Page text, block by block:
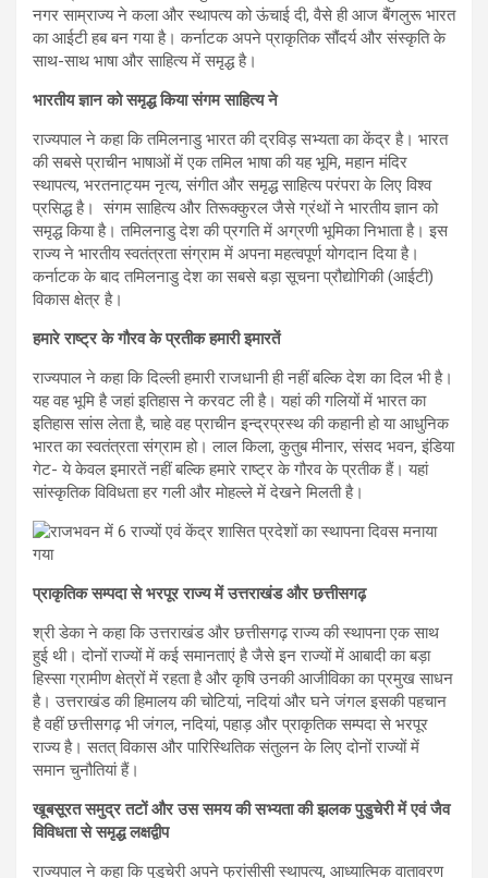
नगर साम्राज्य ने कला और स्थापत्य को ऊंचाई दी, वैसे ही आज बैंगलुरू भारत
का आईटी हब बन गया है। कर्नाटक अपने प्राकृतिक सौंदर्य और संस्कृति के
साथ-साथ भाषा और साहित्य में समृद्ध है।
भारतीय ज्ञान को समृद्ध किया संगम साहित्य ने
राज्यपाल ने कहा कि तमिलनाडु भारत की द्रविड़ सभ्यता का केंद्र है। भारत
की सबसे प्राचीन भाषाओं में एक तमिल भाषा की यह भूमि, महान मंदिर
स्थापत्य, भरतनाट्यम नृत्य, संगीत और समृद्ध साहित्य परंपरा के लिए विश्व
प्रसिद्ध है। संगम साहित्य और तिरूक्कुरल जैसे ग्रंथों ने भारतीय ज्ञान को
समृद्ध किया है। तमिलनाडु देश की प्रगति में अग्रणी भूमिका निभाता है। इस
राज्य ने भारतीय स्वतंत्रता संग्राम में अपना महत्वपूर्ण योगदान दिया है।
कर्नाटक के बाद तमिलनाडु देश का सबसे बड़ा सूचना प्रौद्योगिकी (आईटी)
विकास क्षेत्र है।
हमारे राष्ट्र के गौरव के प्रतीक हमारी इमारतें
राज्यपाल ने कहा कि दिल्ली हमारी राजधानी ही नहीं बल्कि देश का दिल भी है।
यह वह भूमि है जहां इतिहास ने करवट ली है। यहां की गलियों में भारत का
इतिहास सांस लेता है, चाहे वह प्राचीन इन्द्रप्रस्थ की कहानी हो या आधुनिक
भारत का स्वतंत्रता संग्राम हो। लाल किला, कुतुब मीनार, संसद भवन, इंडिया
गेट- ये केवल इमारतें नहीं बल्कि हमारे राष्ट्र के गौरव के प्रतीक हैं। यहां
सांस्कृतिक विविधता हर गली और मोहल्ले में देखने मिलती है।
प्राकृतिक सम्पदा से भरपूर राज्य में उत्तराखंड और छत्तीसगढ़
श्री डेका ने कहा कि उत्तराखंड और छत्तीसगढ़ राज्य की स्थापना एक साथ
हुई थी। दोनों राज्यों में कई समानताएं है जैसे इन राज्यों में आबादी का बड़ा
हिस्सा ग्रामीण क्षेत्रों में रहता है और कृषि उनकी आजीविका का प्रमुख साधन
है। उत्तराखंड की हिमालय की चोटियां, नदियां और घने जंगल इसकी पहचान
है वहीं छत्तीसगढ़ भी जंगल, नदियां, पहाड़ और प्राकृतिक सम्पदा से भरपूर
राज्य है। सतत् विकास और पारिस्थितिक संतुलन के लिए दोनों राज्यों में
समान चुनौतियां हैं।
खूबसूरत समुद्र तटों और उस समय की सभ्यता की झलक पुडुचेरी में एवं जैव
विविधता से समृद्ध लक्षद्वीप
राज्यपाल ने कहा कि पुडुचेरी अपने फ्रांसीसी स्थापत्य, आध्यात्मिक वातावरण